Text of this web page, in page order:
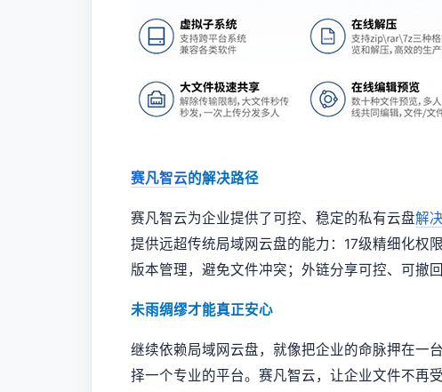
赛凡智云的解决路径
赛凡智云为企业提供了可控、稳定的私有云盘解
提供远超传统局域网云盘的能力：17级精细化权
版本管理，避免文件冲突；外链分享可控、可撤
未雨绸缪才能真正安心
继续依赖局域网云盘，就像把企业的命脉押在一
择一个专业的平台。赛凡智云，让企业文件不再